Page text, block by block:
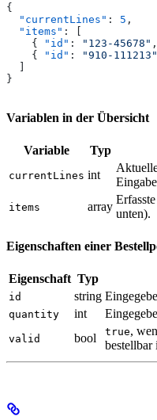
{
  "currentLines"
: 5 ,
  "items"
: [
    {
"id" : "123-45678"
    {
"id" : "910-111213"
  ]
}
Variablen in der Übersicht
Variable Typ
currentLines int
items array
unten).
Eigenschaften einer
Eigenschaft Typ
id string
quantity int
valid bool true,
bestellbar